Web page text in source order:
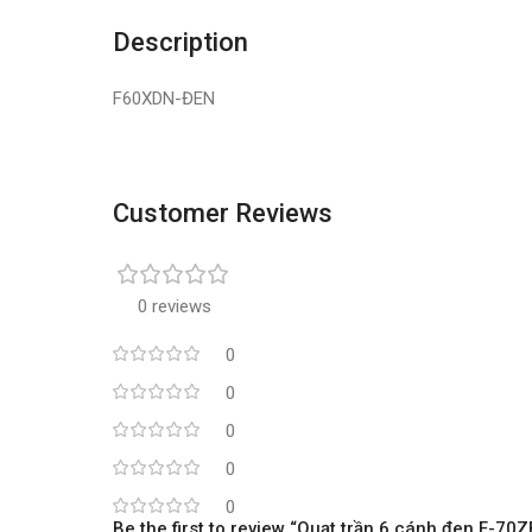
Description
F60XDN-ĐEN
Customer Reviews
0 reviews
0
0
0
0
0